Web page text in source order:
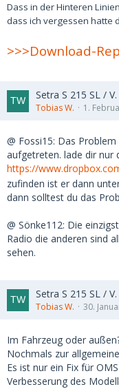
Dass in der Hinteren
dass ich vergessen hatte
>>>Download-
Setra S 215 SL /
Tobias W. 1.
@ Fossi15: Das
aufgetreten. lade dir nur
https://
zufinden ist er dann
dann solltest du das
@ Sönke112: Die
Radio die anderen sind
sehen.
Setra S 215 SL /
Tobias W. 30.
Im Fahrzeug oder
Nochmals zur
Es ist nur ein Fix für
Verbesserung des